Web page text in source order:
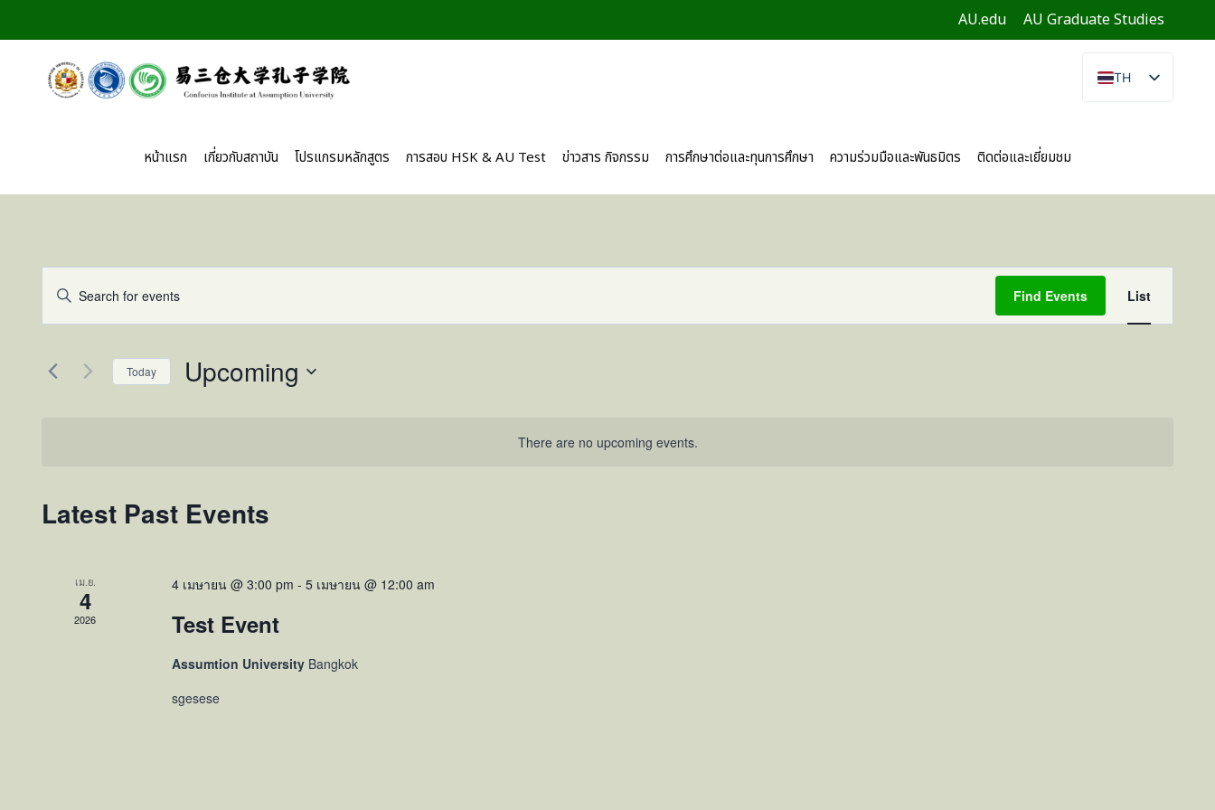
AU.edu AU Graduate Studies
TH
EN
หน้าแรก เกี่ยวกับสถาบัน โปรแกรมหลักสูตร การสอบ HSK & AU Test ข่าวสาร กิจกรรม การศึกษาต่อและทุนการศึกษา ความร่วมมือและพันธมิตร ติดต่อและเยี่ยมชม
There are no upcoming events.
Events
Search
and
Enter
Events
Find Events
Event
Views
List
Today Upcoming
Latest Past Events
เม.ย.
4
2026
4 เมษายน @ 3:00 pm -5 เมษายน @ 12:00 am
Test Event
Assumtion University Bangkok
sgesese